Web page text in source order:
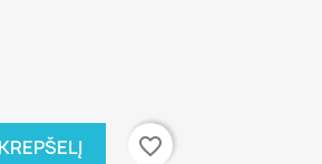
favorite_border